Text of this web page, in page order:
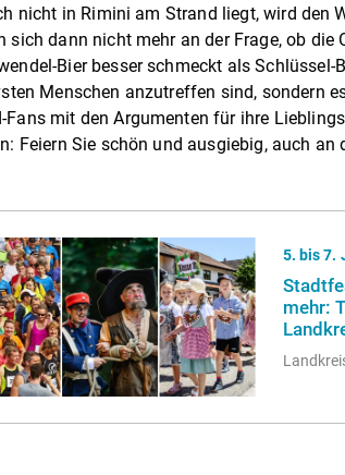
nicht in Rimini am Strand liegt, wird den
sich dann nicht mehr an der Frage, ob die
Bier besser schmeckt als
Menschen anzutreffen sind, sondern
Fans mit den Argumenten für ihre
Feiern Sie schön und ausgiebig, auch an
mehr:
5. bis 7.